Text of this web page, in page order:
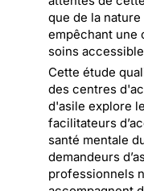
que de la
empêchant une
soins
Cette étude
des centres
d'asile explore
facilitateurs
santé mentale
demandeurs
professionnels